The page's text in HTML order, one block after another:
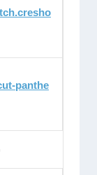
panthe